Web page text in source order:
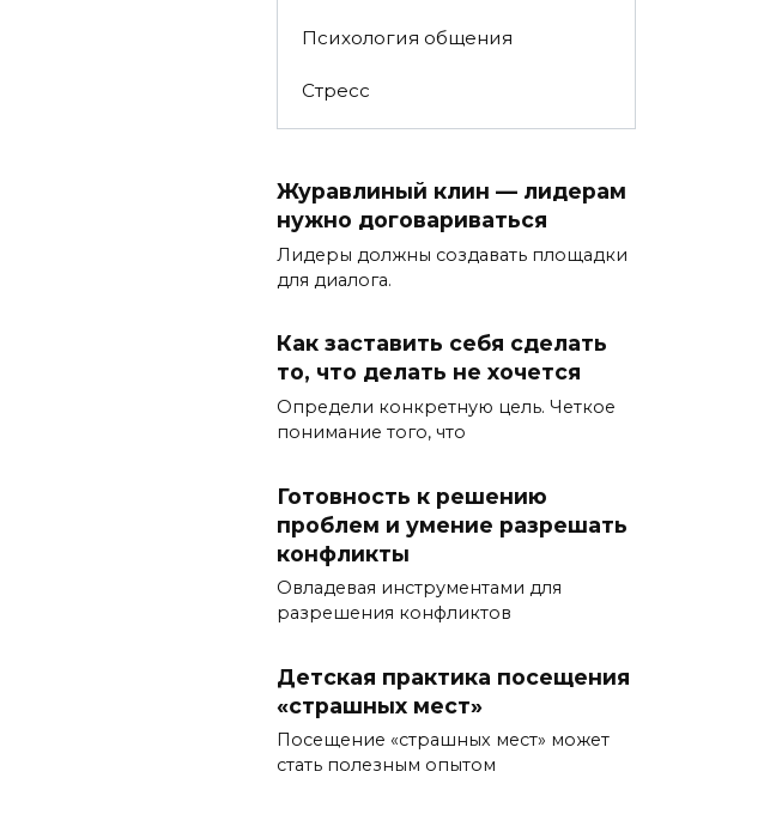
Психология общения
Стресс
Журавлиный клин — лидерам
нужно договариваться
Лидеры должны создавать площадки
для диалога.
Как заставить себя сделать
то, что делать не хочется
Определи конкретную цель. Четкое
понимание того, что
Готовность к решению
проблем и умение разрешать
конфликты
Овладевая инструментами для
разрешения конфликтов
Детская практика посещения
«страшных мест»
Посещение «страшных мест» может
стать полезным опытом